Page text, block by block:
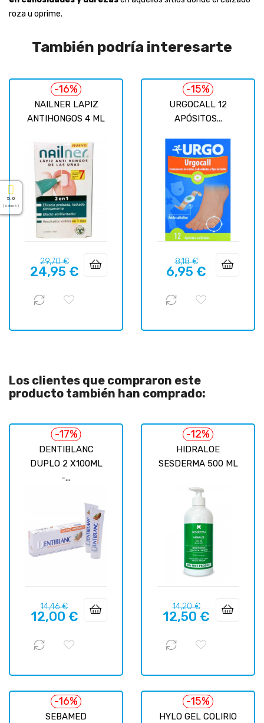
roza u oprime.
También podría interesarte
NAILNER LAPIZ
ANTIHONGOS 4 ML
-16%
Precio
regular
29,70 €Precio
24,95 €
URGOCALL 12
APÓSITOS...
-15%
Precio
regular
8,18 €Precio
6,95 €
Los clientes que compraron este
producto también han comprado:
DENTIBLANC
DUPLO 2 X100ML
-...
-17%
Precio
regular
14,46 €Precio
12,00 €
HIDRALOE
SESDERMA 500 ML
-12%
Precio
regular
14,20 €Precio
12,50 €
SEBAMED
-16%
HYLO GEL COLIRIO
-15%
5.0
( Sobre 5 )